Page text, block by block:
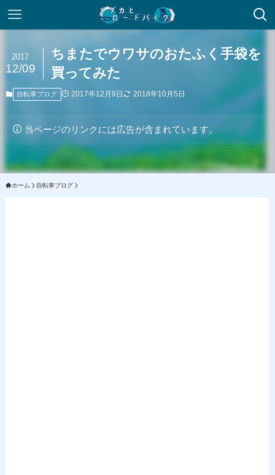
ちまたでウワサのおたふく手袋を
買ってみた
2017
12/09
自転車ブログ 2017年12月9日 2018年10月5日
当ページのリンクには広告が含まれています。
ホーム 自転車ブログ